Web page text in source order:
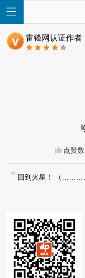
测
视
频
雷锋网认证作者
点赞数
回到火星！ （